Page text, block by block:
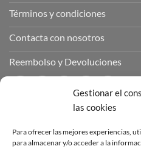
Gestionar el
las cookies
Para ofrecer las mejores experiencias,
para almacenar y/o acceder a la
Términos y condiciones
Contacta con nosotros
Reembolso y Devoluciones